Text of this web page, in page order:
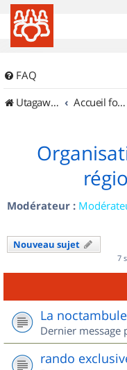
FAQ
UtagawaVTT (Randos VTT et VTTAE avec traces GPS)
Accueil forum
Modérateur :
Nouveau sujet
7
La noctambule
Dernier message
rando